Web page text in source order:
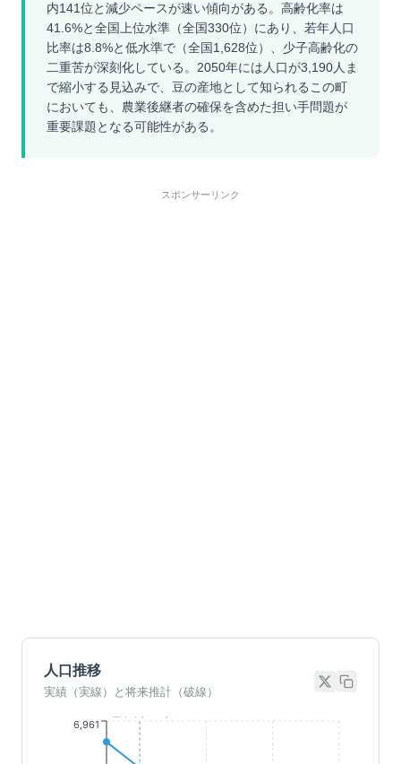
内141位と減少ペースが速い傾向がある。高齢化率は
41.6%と全国上位水準（全国330位）にあり、若年人口
比率は8.8%と低水準で（全国1,628位）、少子高齢化の
二重苦が深刻化している。2050年には人口が3,190人ま
で縮小する見込みで、豆の産地として知られるこの町
においても、農業後継者の確保を含めた担い手問題が
重要課題となる可能性がある。
スポンサーリンク
人口推移
実績（実線）と将来推計（破線）
6,961